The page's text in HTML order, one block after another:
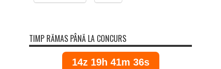
TIMP RĂMAS PÂNĂ LA CONCURS
14z 19h 41m 36s